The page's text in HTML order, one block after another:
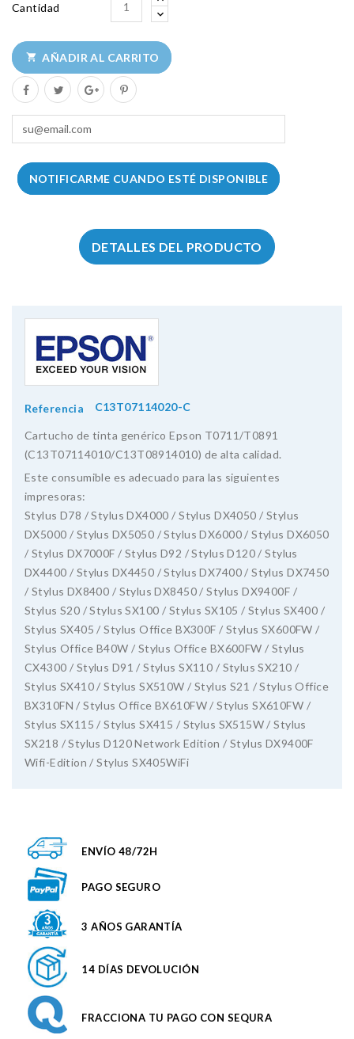
Cantidad
 AÑADIR AL CARRITO
NOTIFICARME CUANDO ESTÉ DISPONIBLE
DETALLES DEL PRODUCTO
Referencia C13T07114020-C
Cartucho de tinta genérico Epson T0711/T0891
(C13T07114010/C13T08914010) de alta calidad.
Este consumible es adecuado para las siguientes
impresoras:
Stylus D78 / Stylus DX4000 / Stylus DX4050 / Stylus
DX5000 / Stylus DX5050 / Stylus DX6000 / Stylus DX6050
/ Stylus DX7000F / Stylus D92 / Stylus D120 / Stylus
DX4400 / Stylus DX4450 / Stylus DX7400 / Stylus DX7450
/ Stylus DX8400 / Stylus DX8450 / Stylus DX9400F /
Stylus S20 / Stylus SX100 / Stylus SX105 / Stylus SX400 /
Stylus SX405 / Stylus Office BX300F / Stylus SX600FW /
Stylus Office B40W / Stylus Office BX600FW / Stylus
CX4300 / Stylus D91 / Stylus SX110 / Stylus SX210 /
Stylus SX410 / Stylus SX510W / Stylus S21 / Stylus Office
BX310FN / Stylus Office BX610FW / Stylus SX610FW /
Stylus SX115 / Stylus SX415 / Stylus SX515W / Stylus
SX218 / Stylus D120 Network Edition / Stylus DX9400F
Wifi-Edition / Stylus SX405WiFi
ENVÍO 48/72H
PAGO SEGURO
3 AÑOS GARANTÍA
14 DÍAS DEVOLUCIÓN
FRACCIONA TU PAGO CON SEQURA